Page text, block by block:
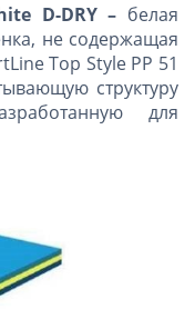
D-DRY– белая
не содержащая
Top Style PP 51
структуру
для